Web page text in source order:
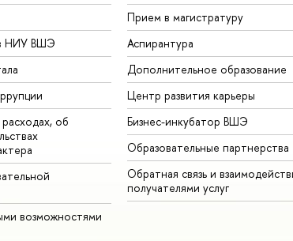
НИУ ВШЭ
об
возможностями
Прием в магистратуру
Аспирантура
Дополнительное образование
Центр развития карьеры
Бизнес-инкубатор ВШЭ
Образовательные партнерства
Обратная связь и
получателями услуг